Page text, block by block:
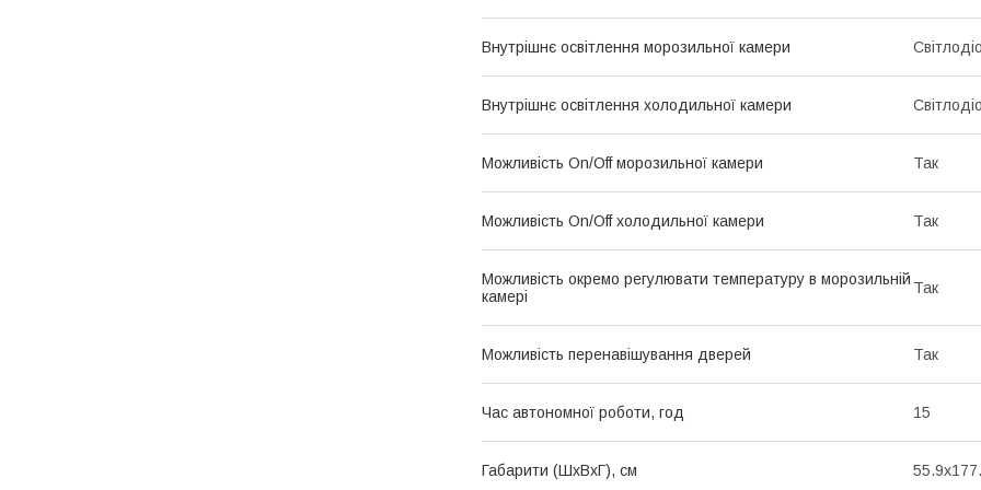
Внутрішнє освітлення морозильної камери
Внутрішнє освітлення холодильної камери
Можливість On/Off морозильної камери Так
Можливість On/Off холодильної камери Так
Можливість окремо регулювати температуру в морозильній
камері
Так
Можливість перенавішування дверей Так
Час автономної роботи, год 15
Габарити (ШхВхГ), см